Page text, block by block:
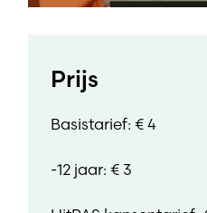
Prijs
Basistarief: € 4
-12 jaar: € 3